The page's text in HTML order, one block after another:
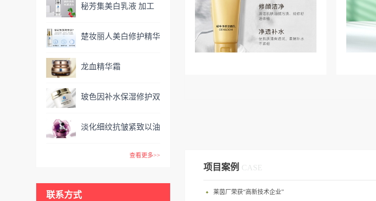
秘芳集美白乳液 加工
楚妆丽人美白修护精华
龙血精华霜
玻色因补水保湿修护双
VC精华霜
淡化细纹抗皱紧致以油
查看更多>>
联系方式
项目案例 CASE
莱茵厂荣获“高新技术企业”